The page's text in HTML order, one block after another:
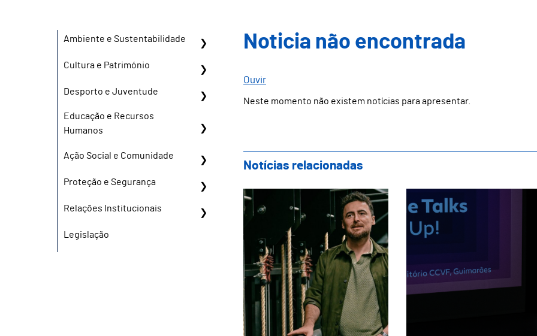
Ambiente e Sustentabilidade
Cultura e Património
Desporto e Juventude
Educação e Recursos
Humanos
Ação Social e Comunidade
Proteção e Segurança
Relações Institucionais
Legislação
Noticia não encontrada
Ouvir
Neste momento não existem notícias para apresentar.
Notícias relacionadas
Teatro Oficina apresenta nova direção
Textile Talks